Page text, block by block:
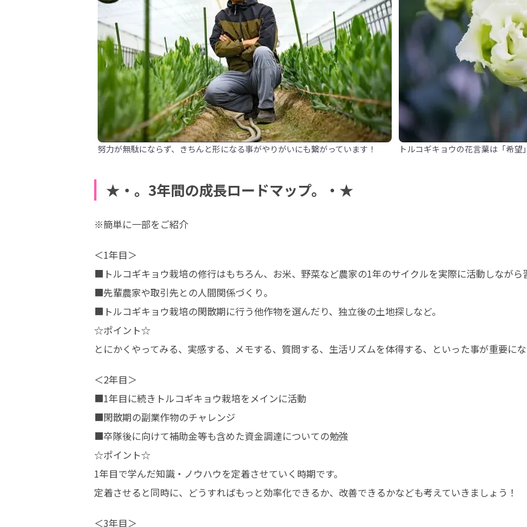
努力が無駄にならず、きちんと形になる事がやりがいにも繋がっています！ トルコギキョウの花言葉は「希望
★・。3年間の成長ロードマップ。・★
※簡単に一部をご紹介
＜1年目＞
■トルコギキョウ栽培の修行はもちろん、お米、野菜など農家の1年のサイクルを実際に活動しながら
■先輩農家や取引先との人間関係づくり。
■トルコギキョウ栽培の閑散期に行う他作物を選んだり、独立後の土地探しなど。
☆ポイント☆
とにかくやってみる、実感する、メモする、質問する、生活リズムを体得する、といった事が重要に
＜2年目＞
■1年目に続きトルコギキョウ栽培をメインに活動
■閑散期の副業作物のチャレンジ
■卒隊後に向けて補助金等も含めた資金調達についての勉強
☆ポイント☆
1年目で学んだ知識・ノウハウを定着させていく時期です。
定着させると同時に、どうすればもっと効率化できるか、改善できるかなども考えていきましょう！
＜3年目＞